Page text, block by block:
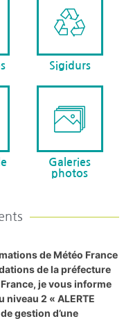
Sigidurs
Galeries
photos
de Météo France
de la préfecture
je vous informe
2 « ALERTE
gestion d’une